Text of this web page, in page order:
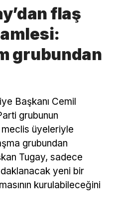
flaş
grubundan
Başkanı Cemil
grubunun
meclis üyeleriyle
grubundan
Tugay, sadece
yeni bir
kurulabileceğini